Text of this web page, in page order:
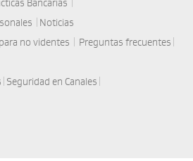
Bancarias
Noticias
no videntes
Preguntas frecuentes
Seguridad en Canales